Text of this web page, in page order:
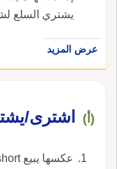
يشتري السلع
عرض المزيد
(أ) اشترى/